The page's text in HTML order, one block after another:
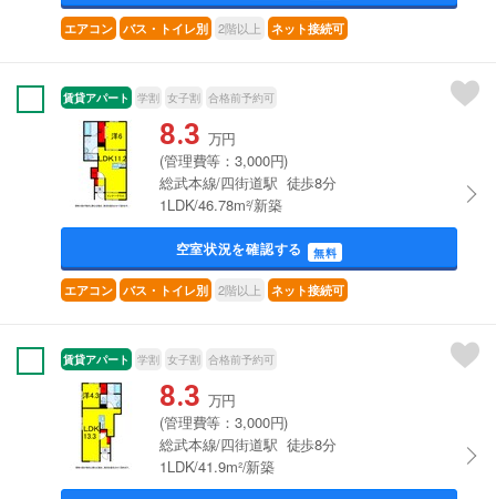
エアコン バス・トイレ別 2階以上 ネット接続可
賃貸アパート 学割 女子割 合格前予約可
8.3 万円
(管理費等：3,000円)
総武本線/四街道駅 徒歩8分
1LDK/46.78m²/新築
空室状況を確認する 無料
エアコン バス・トイレ別 2階以上 ネット接続可
賃貸アパート 学割 女子割 合格前予約可
8.3 万円
(管理費等：3,000円)
総武本線/四街道駅 徒歩8分
1LDK/41.9m²/新築